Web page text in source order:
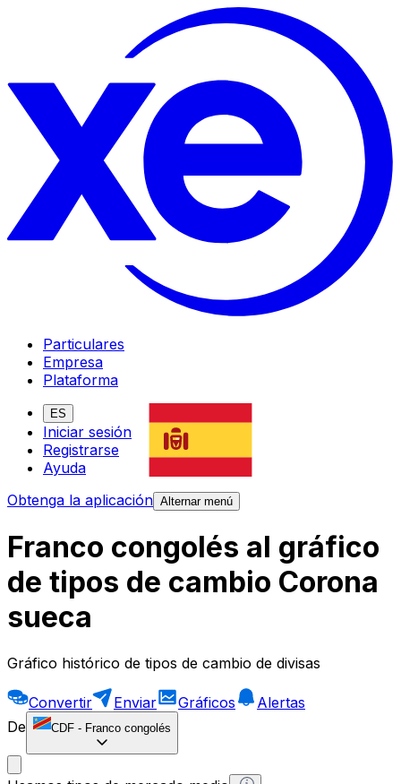
Particulares
Empresa
Plataforma
ES
Iniciar sesión
Registrarse
Ayuda
Obtenga la aplicación Alternar menú
Franco congolés al gráfico
de tipos de cambio Corona
sueca
Gráfico histórico de tipos de cambio de divisas
Convertir Enviar Gráficos
Alertas
De
CDF - Franco congolés